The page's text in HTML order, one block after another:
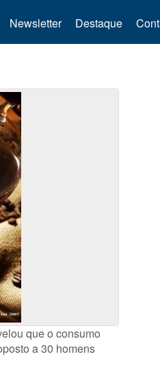
Newsletter Destaque
que o consumo
a 30 homens